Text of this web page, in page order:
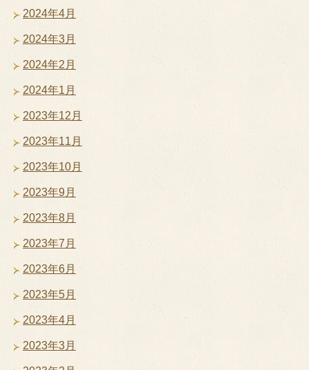
2024年4月
2024年3月
2024年2月
2024年1月
2023年12月
2023年11月
2023年10月
2023年9月
2023年8月
2023年7月
2023年6月
2023年5月
2023年4月
2023年3月